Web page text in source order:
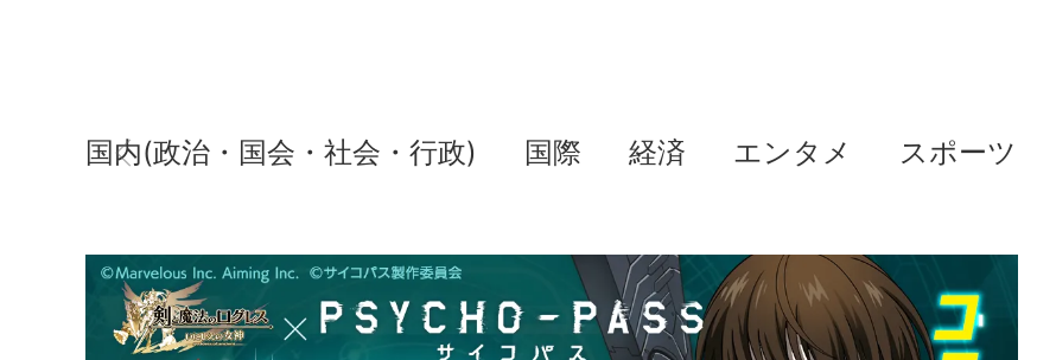
国内(政治・国会・社会・行政) 国際 経済 エンタメ スポーツ